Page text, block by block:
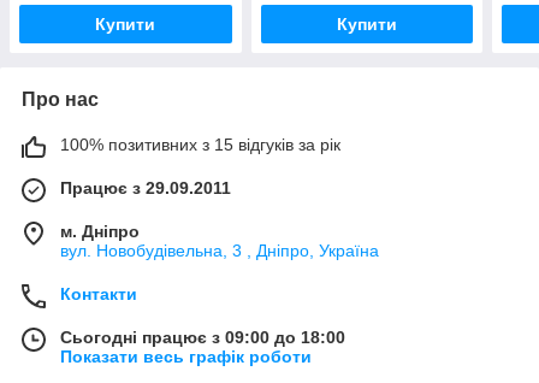
Купити Купити
Про нас
100% позитивних з 15 відгуків за рік
Працює з 29.09.2011
м. Дніпро
вул. Новобудівельна, 3 , Дніпро, Україна
Контакти
Сьогодні працює з 09:00 до 18:00
Показати весь графік роботи